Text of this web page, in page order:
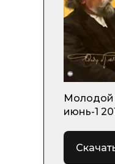
Молодой
июнь-1